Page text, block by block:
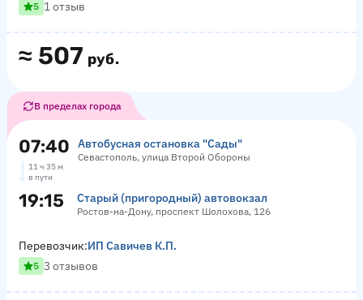
≈ 507 руб.
5 1 отзыв
В пределах города
07:40 Автобусная остановка "Сады"
Севастополь, улица Второй Обороны
11 ч 35 м
в пути
19:15 Старый (пригородный) автовокзал
Ростов-на-Дону, проспект Шолохова, 126
Перевозчик:ИП Савичев К.П.
5 3 отзывов